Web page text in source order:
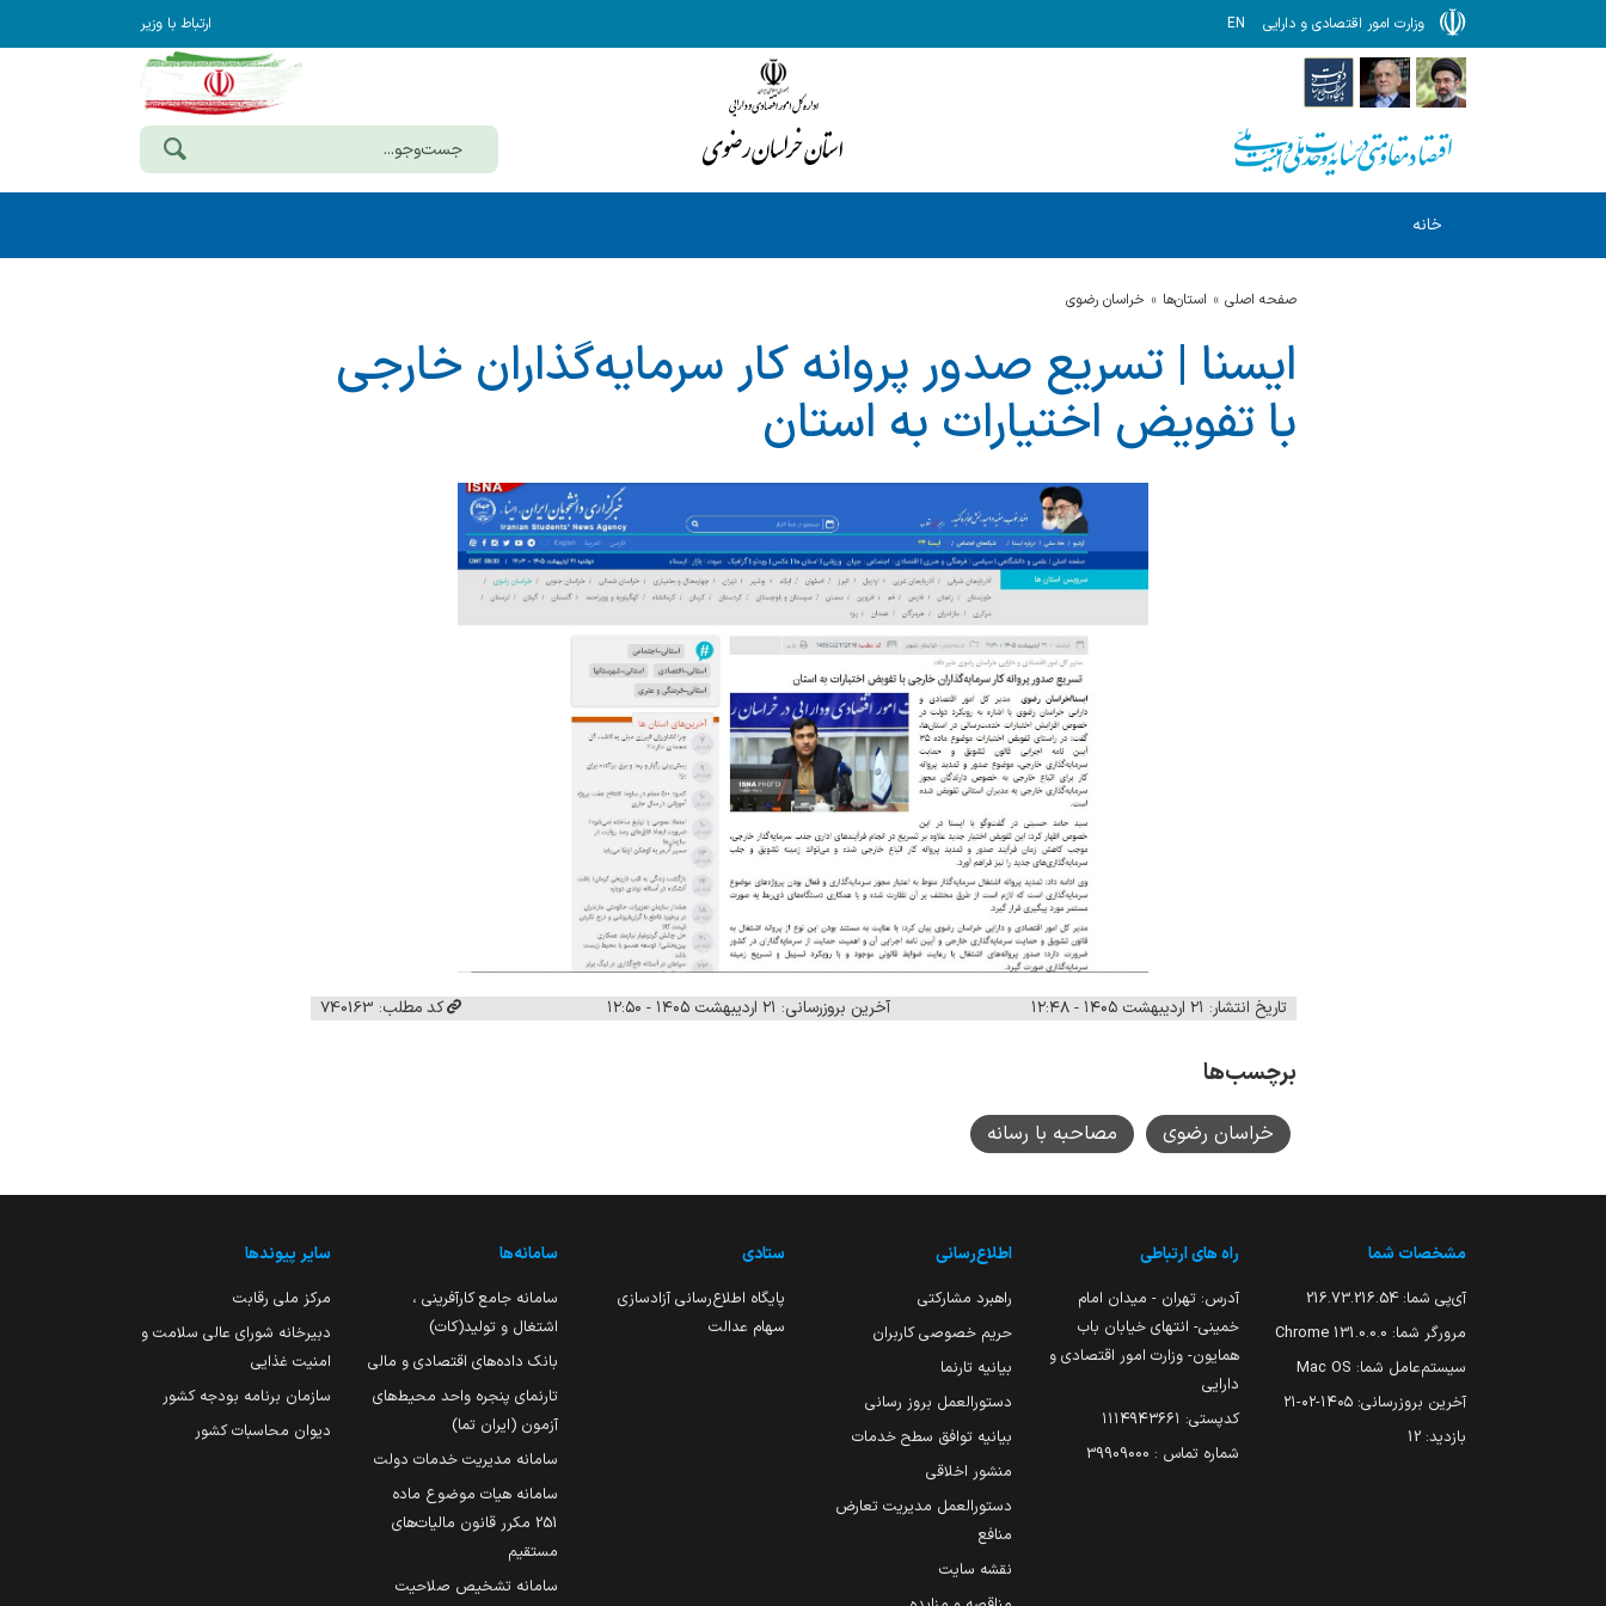
وزارت امور اقتصادی و دارایی EN ارتباط با وزیر
خانه
صفحه اصلی استان‌ها خراسان رضوي
ایسنا | تسریع صدور پروانه کار سرمایه‌گذاران خارجی
با تفویض اختیارات به استان
تاریخ انتشار: ۲۱ اردیبهشت ۱۴۰۵ - ۱۲:۴۸ آخرین بروزرسانی: ۲۱ اردیبهشت ۱۴۰۵ - ۱۲:۵۰ کد مطلب: 740163
برچسب‌ها
خراسان رضوی مصاحبه با رسانه
مشخصات شما
آی‌پی شما: 216.73.216.54
مرورگر شما: 131.0.0.0 Chrome
سیستم‌عامل شما: Mac OS
آخرین بروزرسانی: ۱۴۰۵-۰۲-۲۱
بازدید: 12
راه های ارتباطی
آدرس: تهران - میدان امام
خمینی- انتهای خیابان باب
همایون- وزارت امور اقتصادی و
دارایی
کدپستی: ۱۱۱۴۹۴۳۶۶۱
شماره تماس : 39909000
اطلاع‌رسانی
راهبرد مشارکتی
حریم خصوصی کاربران
بیانیه تارنما
دستورالعمل بروز رسانی
بیانیه توافق سطح خدمات
منشور اخلاقی
دستورالعمل مدیریت تعارض
منافع
نقشه سایت
ستادی
پایگاه اطلاع‌رسانی آزادسازی
سهام عدالت
سامانه‌ها
سامانه جامع کارآفرینی ،
اشتغال و تولید(کات)
بانک داده‌های اقتصادی و مالی
تارنمای پنجره واحد محیط‌های
آزمون (ایران تما)
سامانه مدیریت خدمات دولت
سامانه هیات موضوع ماده
251 مکرر قانون مالیات‌های
مستقیم
سامانه تشخیص صلاحیت
سایر پیوندها
مرکز ملی رقابت
دبیرخانه شورای عالی سلامت و
امنیت غذایی
سازمان برنامه بودجه کشور
دیوان محاسبات کشور